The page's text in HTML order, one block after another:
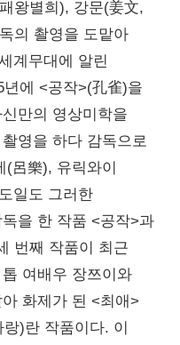
왕별희), 강문(姜文,
의 촬영을 도맡아
계무대에 알린
에 <공작>(孔雀)을
만의 영상미학을
영을 하다 감독으로
(呂樂), 유릭와이
일도 그러한
을 한 작품 <공작>과
번째 작품이 최근
여배우 장쯔이와
화제가 된 <최애>
)란 작품이다. 이